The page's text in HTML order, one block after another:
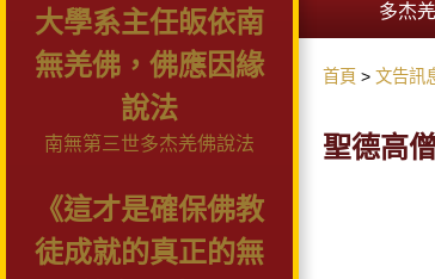
大學系主任皈依南
無羌佛，佛應因緣
說法
南無第三世多杰羌佛說法
《這才是確保佛教
徒成就的真正的無
多杰
首頁 文告訊
聖德高